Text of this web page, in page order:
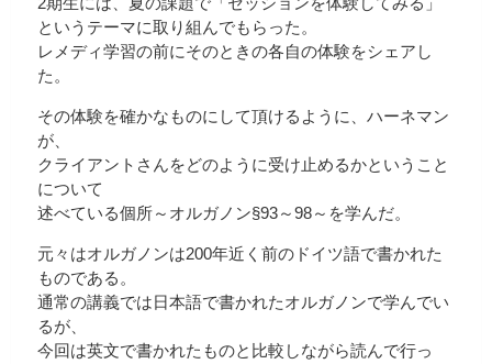
というテーマに取り組んでもらった。
レメディ学習の前にそのときの各自の体験をシェアし
た。
その体験を確かなものにして頂けるように、ハーネマン
が、
クライアントさんをどのように受け止めるかということ
について
述べている個所～オルガノン§93～98～を学んだ。
元々はオルガノンは200年近く前のドイツ語で書かれた
ものである。
通常の講義では日本語で書かれたオルガノンで学んでい
るが、
今回は英文で書かれたものと比較しながら読んで行っ